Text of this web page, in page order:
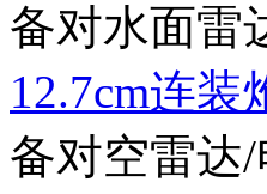
备对水面雷
12.7cm连
备对空雷达